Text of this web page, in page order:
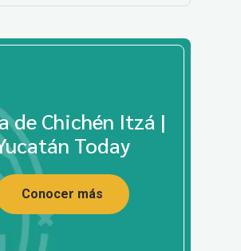
de Chichén Itzá |
Today
Conocer más